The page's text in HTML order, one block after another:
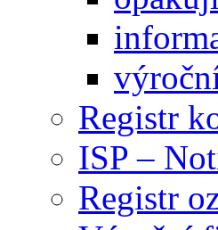
Registr
ISP –
Registr